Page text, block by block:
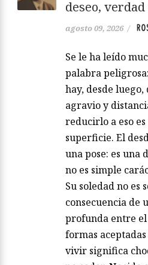
deseo,
agosto 09, 2026 /
Se le ha leído
palabra
hay, desde
agravio y
reducirlo a eso
superficie. El
una pose: es una
no es simple
Su soledad no es
consecuencia de
profunda entre
formas
vivir significa